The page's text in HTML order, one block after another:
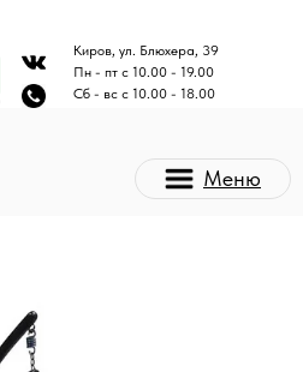
Киров, ул. Блюхера, 39
Пн - пт с 10.00 - 19.00
Сб - вс с 10.00 - 18.00
Меню